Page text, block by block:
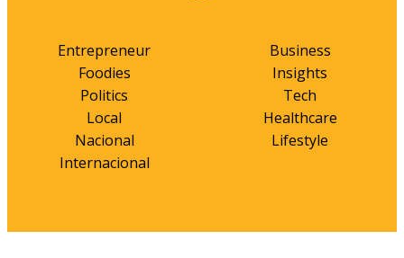
Entrepreneur
Foodies
Politics
Local
Nacional
Internacional
Business
Insights
Tech
Healthcare
Lifestyle